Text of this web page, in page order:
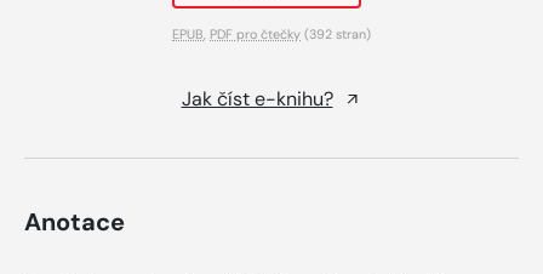
EPUB, PDF pro čtečky (392 stran)
Jak číst e-knihu?
Anotace